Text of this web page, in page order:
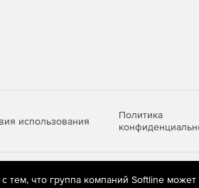
использования
Политика
(информационные технологии
тем, что группа компаний Softline может